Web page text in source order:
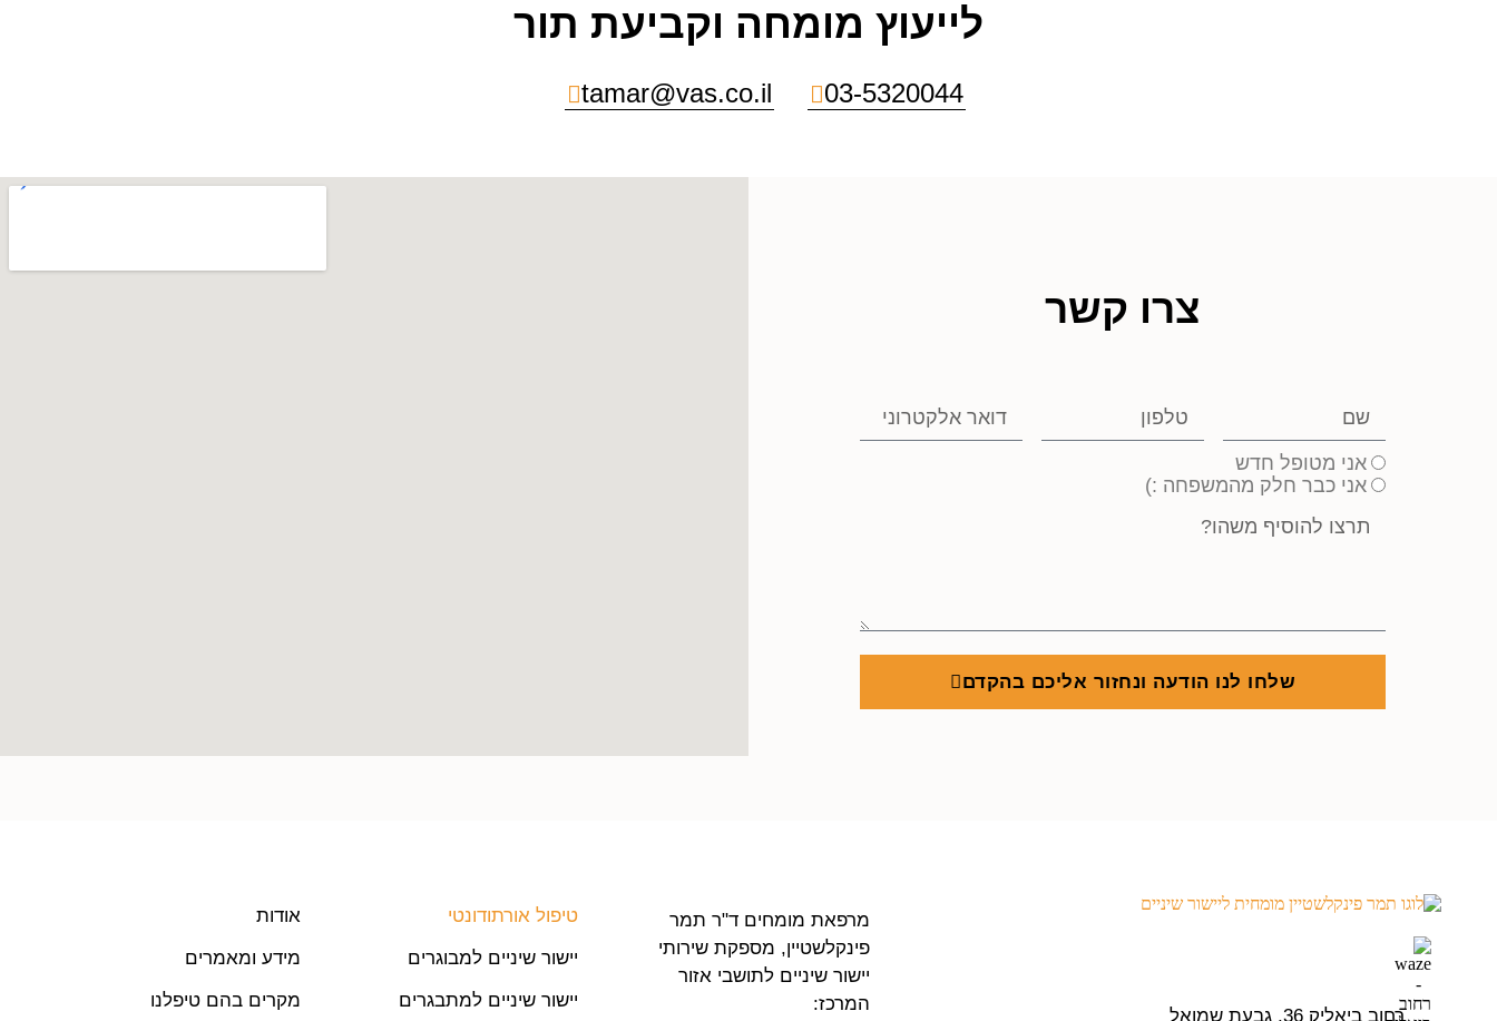
לייעוץ מומחה וקביעת תור
03-5320044
tamar@vas.co.il
צרו קשר
אני מטופל חדש
אני כבר חלק מהמשפחה :)
שלחו לנו הודעה ונחזור אליכם בהקדם
רחוב ביאליק 36, גבעת שמואל
מרפאת מומחים ד"ר תמר
פינקלשטיין, מספקת שירותי
יישור שיניים לתושבי אזור
המרכז:
טיפול אורתודונטי
יישור שיניים למבוגרים
יישור שיניים למתבגרים
אודות
מידע ומאמרים
מקרים בהם טיפלנו